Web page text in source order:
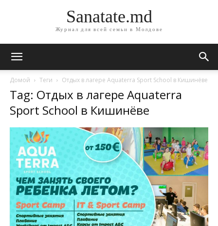
Sanatate.md
Журнал для всей семьи в Молдове
Домой Теги Отдых в лагере Aquaterra Sport School в Кишинёве
Tag: Отдых в лагере Aquaterra
Sport School в Кишинёве